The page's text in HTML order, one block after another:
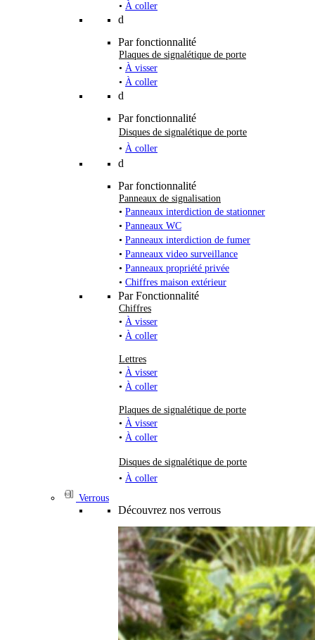
• À coller
d
Par fonctionnalité
Plaques de signalétique de porte
• À visser
• À coller
d
Par fonctionnalité
Disques de signalétique de porte
• À coller
d
Par fonctionnalité
Panneaux de signalisation
• Panneaux interdiction de stationner
• Panneaux WC
• Panneaux interdiction de fumer
• Panneaux video surveillance
• Panneaux propriété privée
• Chiffres maison extérieur
Par Fonctionnalité
Chiffres
• À visser
• À coller
Lettres
• À visser
• À coller
Plaques de signalétique de porte
• À visser
• À coller
Disques de signalétique de porte
• À coller
Verrous
Découvrez nos verrous